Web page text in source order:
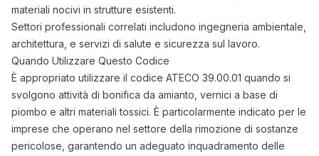
materiali nocivi in strutture esistenti.
Settori professionali correlati includono ingegneria ambientale,
architettura, e servizi di salute e sicurezza sul lavoro.
Quando Utilizzare Questo Codice
È appropriato utilizzare il codice ATECO 39.00.01 quando si
svolgono attività di bonifica da amianto, vernici a base di
piombo e altri materiali tossici. È particolarmente indicato per le
imprese che operano nel settore della rimozione di sostanze
pericolose, garantendo un adeguato inquadramento delle